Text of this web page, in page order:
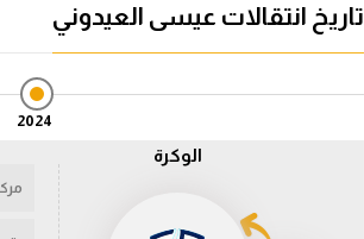
تاريخ انتقالات عيسى العيدوني
2024
الوكرة